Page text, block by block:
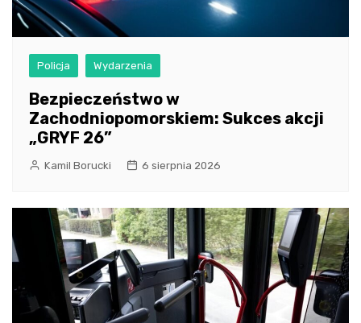
Policja Wydarzenia
Bezpieczeństwo w
Zachodniopomorskiem: Sukces akcji
„GRYF 26”
Kamil Borucki 6 sierpnia 2026